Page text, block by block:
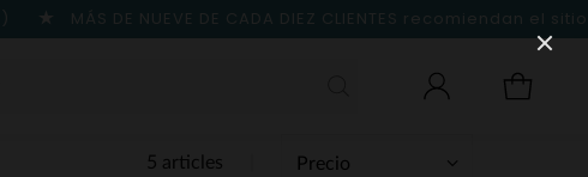
MÁS DE NUEVE DE CADA DIEZ CLIENTES recomiendan el sitio
5 articles